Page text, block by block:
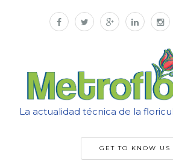
La actualidad técnica de la
GET TO KNOW US